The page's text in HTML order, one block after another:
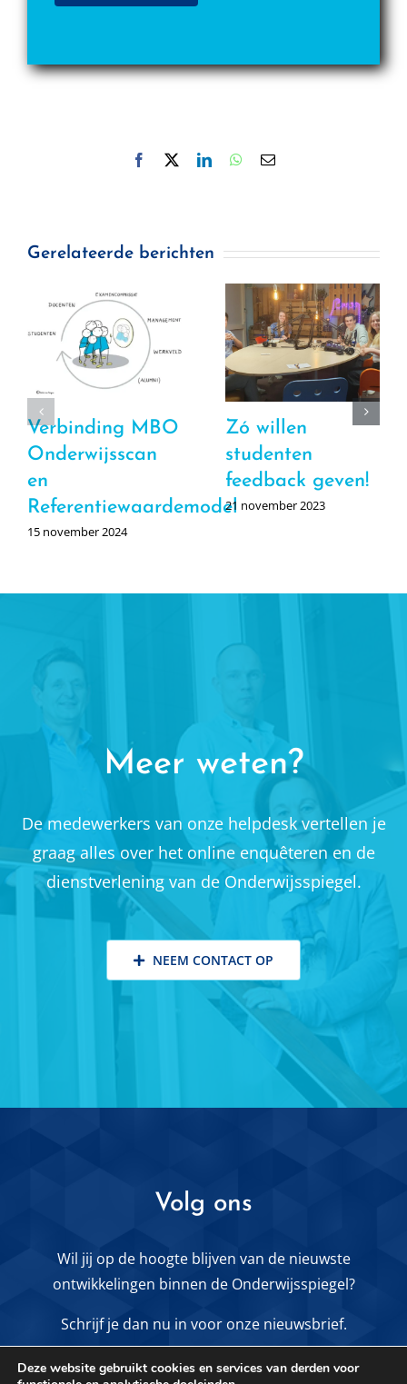
Facebook LinkedInWhatsApp
E-
Gerelateerde berichten
Verbinding MBO
Onderwijsscan
en
Referentiewaardemodel
15 november 2024
Zó willen
studenten
feedback geven!
21 november 2023
Meer weten?
De medewerkers van onze helpdesk vertellen je
graag alles over het online enquêteren en de
dienstverlening van de Onderwijsspiegel.
NEEM CONTACT OP
Volg ons
Wil jij op de hoogte blijven van de nieuwste
ontwikkelingen binnen de Onderwijsspiegel?
Schrijf je dan nu in voor onze nieuwsbrief.
Deze website gebruikt cookies en services van derden voor